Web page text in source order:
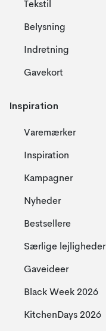
Tekstil
Belysning
Indretning
Gavekort
Inspiration
Varemærker
Inspiration
Kampagner
Nyheder
Bestsellere
Særlige lejligheder
Gaveideer
Black Week 2026
KitchenDays 2026